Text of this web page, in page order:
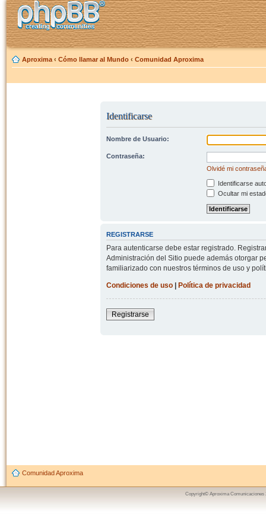
Aproxima ‹ Cómo llamar al Mundo ‹ Comunidad Aproxima
Identificarse
Nombre de Usuario:
Contraseña:
Olvidé mi
Identificarse
Ocultar mi
REGISTRARSE
Para autenticarse debe estar registrado.
Administración del Sitio puede además otorgar
familiarizado con nuestros términos de uso y
Condiciones de uso| Política de privacidad
Registrarse
Comunidad Aproxima
Copyright© Aproxima Comunicaciones